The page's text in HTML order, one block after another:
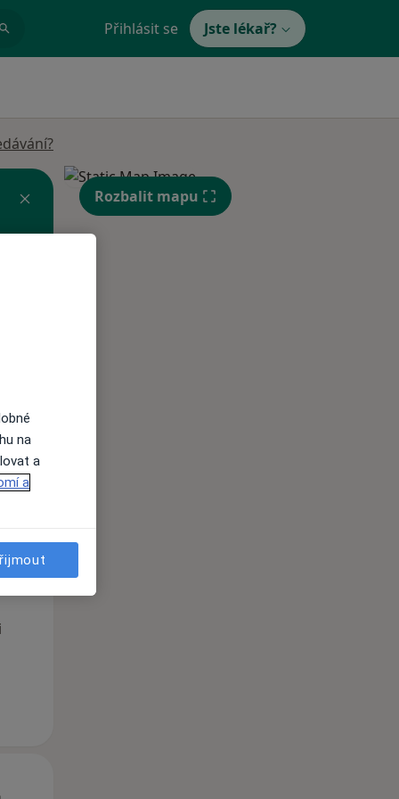
Přihlásit se Jste lékař?
Út
11 Srpen
Rozbalit mapu
na
a
a